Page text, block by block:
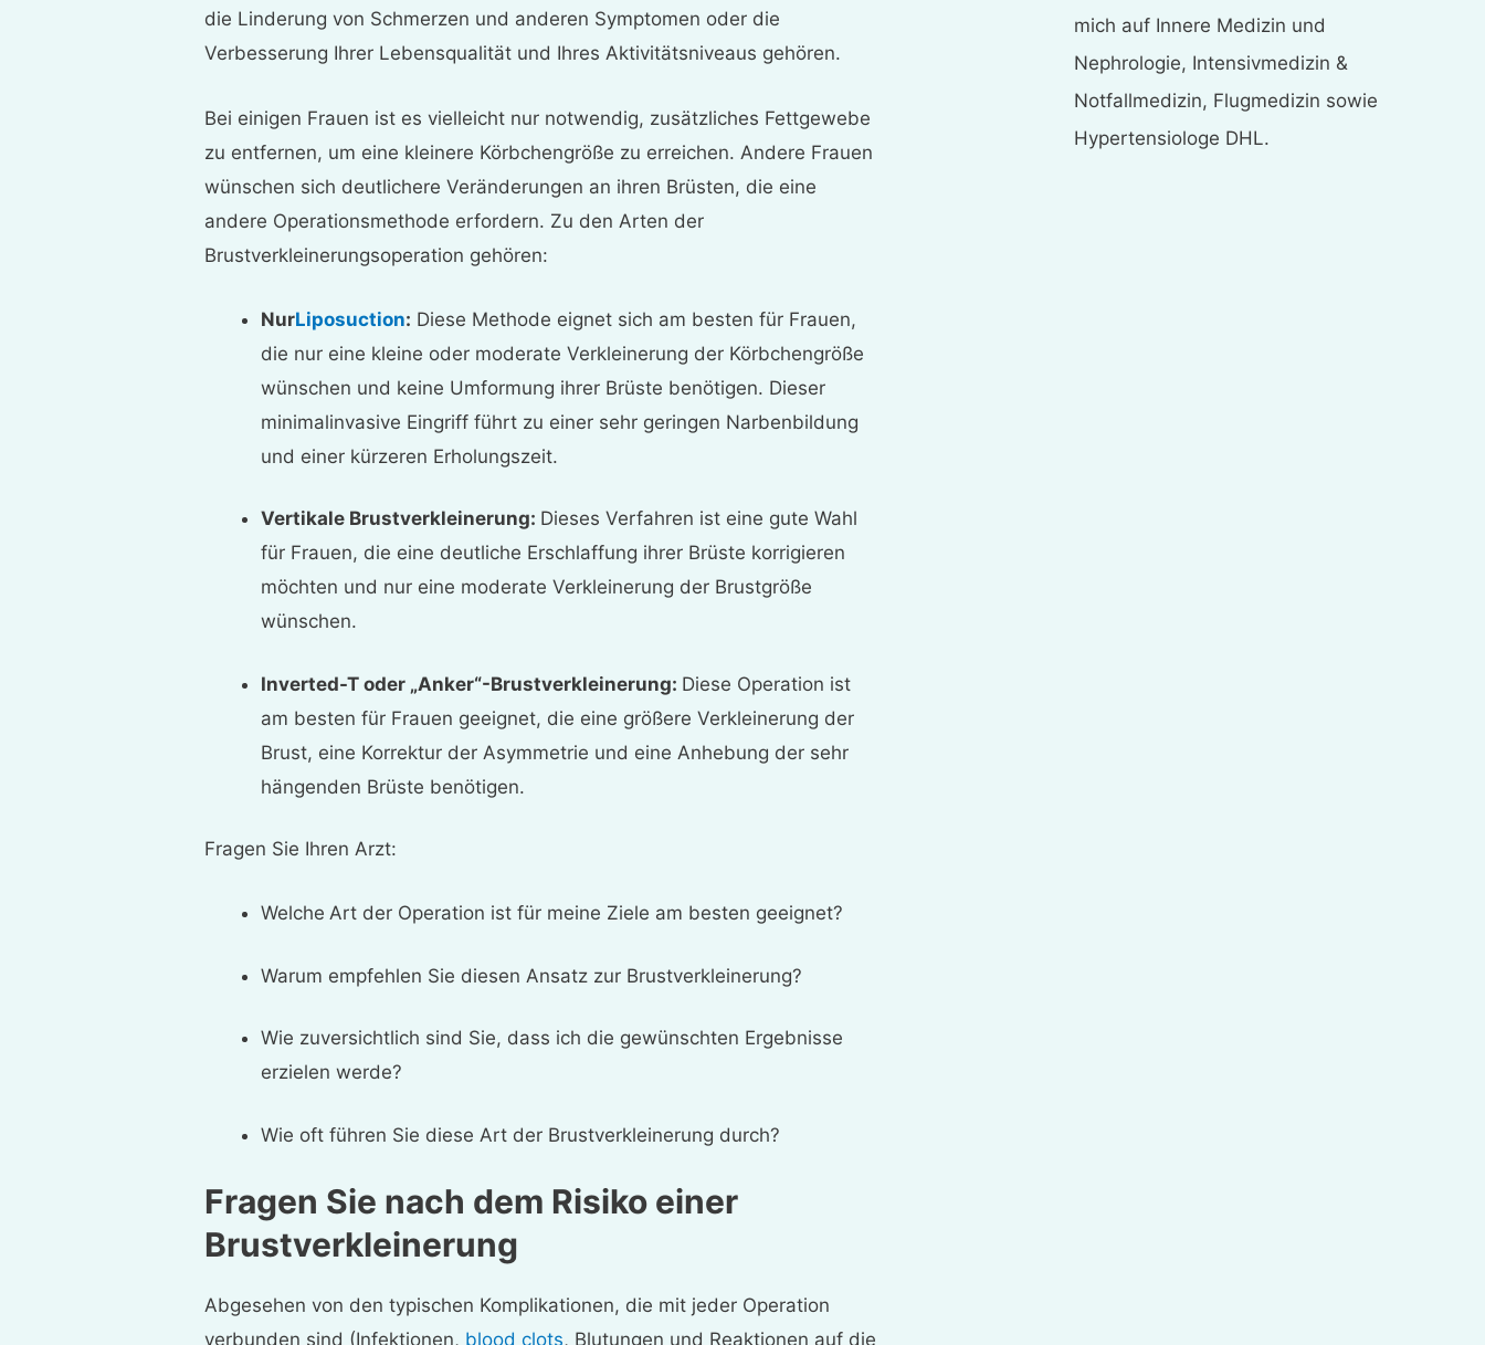
die Linderung von Schmerzen und anderen Symptomen oder die
Verbesserung Ihrer Lebensqualität und Ihres Aktivitätsniveaus gehören.
Bei einigen Frauen ist es vielleicht nur notwendig, zusätzliches Fettgewebe
zu entfernen, um eine kleinere Körbchengröße zu erreichen. Andere Frauen
wünschen sich deutlichere Veränderungen an ihren Brüsten, die eine
andere Operationsmethode erfordern. Zu den Arten der
Brustverkleinerungsoperation gehören:
NurLiposuction: Diese Methode eignet sich am besten für Frauen,
die nur eine kleine oder moderate Verkleinerung der Körbchengröße
wünschen und keine Umformung ihrer Brüste benötigen. Dieser
minimalinvasive Eingriff führt zu einer sehr geringen Narbenbildung
und einer kürzeren Erholungszeit.
Vertikale Brustverkleinerung: Dieses Verfahren ist eine gute Wahl
für Frauen, die eine deutliche Erschlaffung ihrer Brüste korrigieren
möchten und nur eine moderate Verkleinerung der Brustgröße
wünschen.
Inverted-T oder „Anker“-Brustverkleinerung: Diese Operation ist
am besten für Frauen geeignet, die eine größere Verkleinerung der
Brust, eine Korrektur der Asymmetrie und eine Anhebung der sehr
hängenden Brüste benötigen.
Fragen Sie Ihren Arzt:
Welche Art der Operation ist für meine Ziele am besten geeignet?
Warum empfehlen Sie diesen Ansatz zur Brustverkleinerung?
Wie zuversichtlich sind Sie, dass ich die gewünschten Ergebnisse
erzielen werde?
Wie oft führen Sie diese Art der Brustverkleinerung durch?
Fragen Sie nach dem Risiko einer
Brustverkleinerung
Abgesehen von den typischen Komplikationen, die mit jeder Operation
verbunden sind (Infektionen, blood clots, Blutungen und Reaktionen auf die
mich auf Innere Medizin und
Nephrologie, Intensivmedizin &
Notfallmedizin, Flugmedizin sowie
Hypertensiologe DHL.